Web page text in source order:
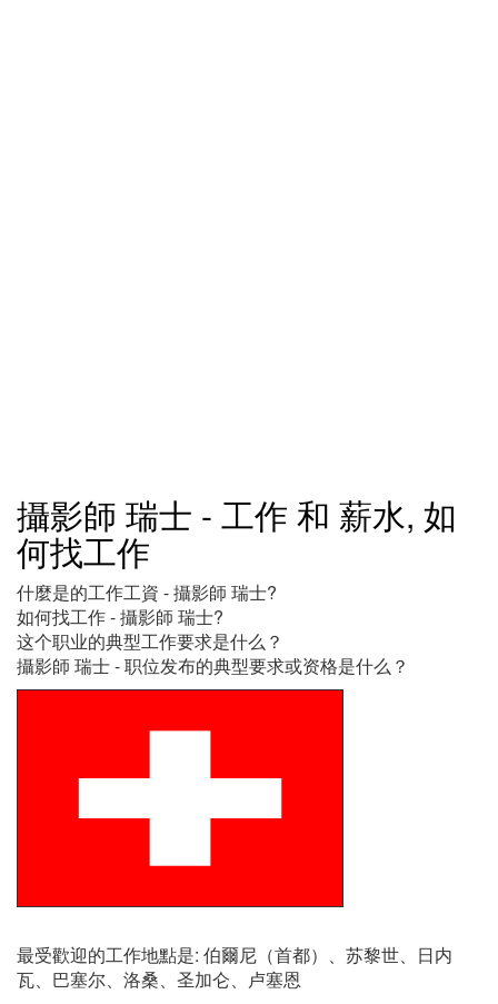
攝影師 瑞士 - 工作 和 薪水, 如
何找工作
什麼是的工作工資 - 攝影師 瑞士?
如何找工作 - 攝影師 瑞士?
这个职业的典型工作要求是什么？
攝影師 瑞士 - 职位发布的典型要求或资格是什么？
最受歡迎的工作地點是: 伯爾尼（首都）、苏黎世、日内
瓦、巴塞尔、洛桑、圣加仑、卢塞恩